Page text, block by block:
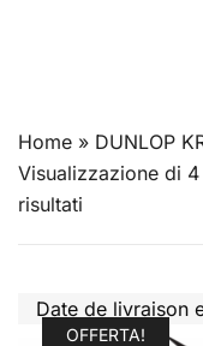
Home » DUNLOP
Visualizzazione di 4
risultati
Date de livraison
OFFERTA!